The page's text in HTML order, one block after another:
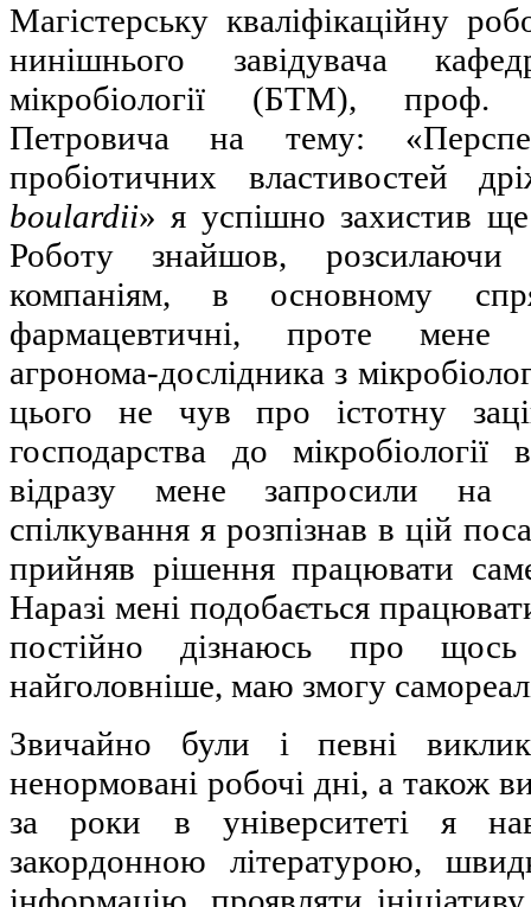
Магістерську кваліфікаційну
нинішнього завідувача
мікробіології (БТМ), проф.
Петровича на тему:
пробіотичних властивостей
boulardii» я успішно захистив
Роботу знайшов,
компаніям, в основному
фармацевтичні, проте мене
агронома-дослідника з
цього не чув про істотну
господарства до
відразу мене запросили на
спілкування я розпізнав в цій
прийняв рішення працювати
Наразі мені подобається
постійно дізнаюсь про
найголовніше, маю змогу
Звичайно були і певні
ненормовані робочі дні, а також
за роки в університеті я
закордонною літературою,